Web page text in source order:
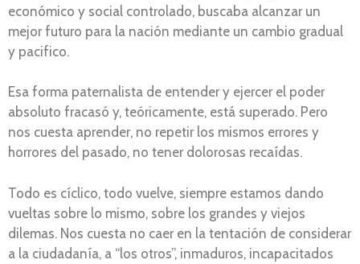
económico y social controlado, buscaba alcanzar un
mejor futuro para la nación mediante un cambio gradual
y pacifico.
Esa forma paternalista de entender y ejercer el poder
absoluto fracasó y, teóricamente, está superado. Pero
nos cuesta aprender, no repetir los mismos errores y
horrores del pasado, no tener dolorosas recaídas.
Todo es cíclico, todo vuelve, siempre estamos dando
vueltas sobre lo mismo, sobre los grandes y viejos
dilemas. Nos cuesta no caer en la tentación de considerar
a la ciudadanía, a “los otros”, inmaduros, incapacitados